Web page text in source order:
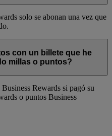
solo se abonan una vez que
con un billete que he
millas o puntos?
Rewards si pagó su
o puntos Business